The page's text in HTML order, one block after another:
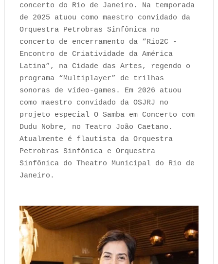
concerto do Rio de Janeiro. Na temporada
de 2025 atuou como maestro convidado da
Orquestra Petrobras Sinfônica no
concerto de encerramento da “Rio2C -
Encontro de Criatividade da América
Latina”, na Cidade das Artes, regendo o
programa “Multiplayer” de trilhas
sonoras de vídeo-games. Em 2026 atuou
como maestro convidado da OSJRJ no
projeto especial O Samba em Concerto com
Dudu Nobre, no Teatro João Caetano.
Atualmente é flautista da Orquestra
Petrobras Sinfônica e Orquestra
Sinfônica do Theatro Municipal do Rio de
Janeiro.